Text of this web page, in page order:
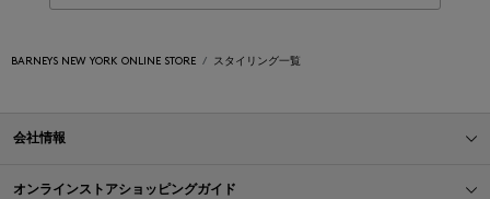
BARNEYS NEW YORK ONLINE STORE スタイリング一覧
会社情報
オンラインストアショッピングガイド